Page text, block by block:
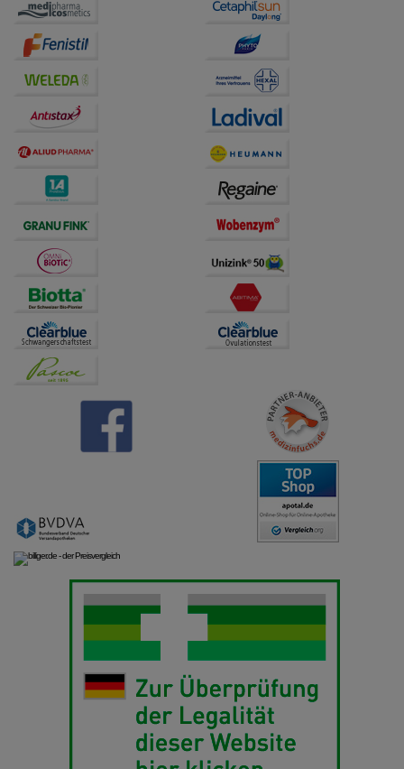
auf unserer Website aber auch die Werbung auf
Drittseiten möglichst relevant für Sie zu gestalten.
Bitte beachten Sie, dass Daten hierfür teilweise an
übertragen werden.